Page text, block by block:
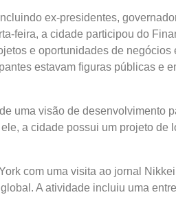
ex-presidentes,
feira, a cidade participou do
e oportunidades de
estavam figuras públicas e
uma visão de desenvolvimento
a cidade possui um projeto
com uma visita ao jornal
A atividade incluiu uma